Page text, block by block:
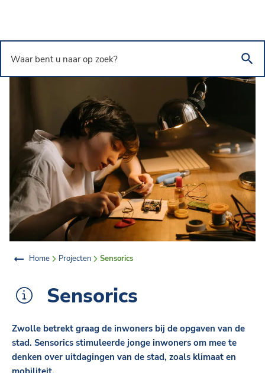
Home Projecten Sensorics
Sensorics
Zwolle betrekt graag de inwoners bij de opgaven van de
stad. Sensorics stimuleerde jonge inwoners om mee te
denken over uitdagingen van de stad, zoals klimaat en